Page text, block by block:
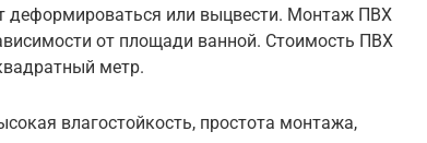
деформироваться или выцвести. Монтаж ПВХ
от площади ванной. Стоимость ПВХ
метр.
влагостойкость, простота монтажа,